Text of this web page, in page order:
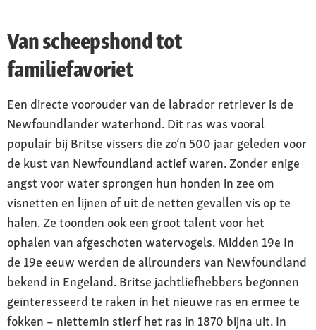
Van scheepshond tot
familiefavoriet
Een directe voorouder van de labrador retriever is de
Newfoundlander waterhond. Dit ras was vooral
populair bij Britse vissers die zo’n 500 jaar geleden voor
de kust van Newfoundland actief waren. Zonder enige
angst voor water sprongen hun honden in zee om
visnetten en lijnen of uit de netten gevallen vis op te
halen. Ze toonden ook een groot talent voor het
ophalen van afgeschoten watervogels. Midden 19e In
de 19e eeuw werden de allrounders van Newfoundland
bekend in Engeland. Britse jachtliefhebbers begonnen
geïnteresseerd te raken in het nieuwe ras en ermee te
fokken – niettemin stierf het ras in 1870 bijna uit. In